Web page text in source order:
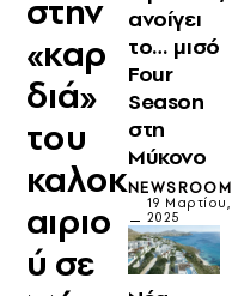
στην
«καρ
διά»
του
καλοκ
αιριο
ύ σε
ανοίγει
το… μισό
Four
Season
στη
Μύκονο
NEWSROOM
19 Μαρτίου,
2025